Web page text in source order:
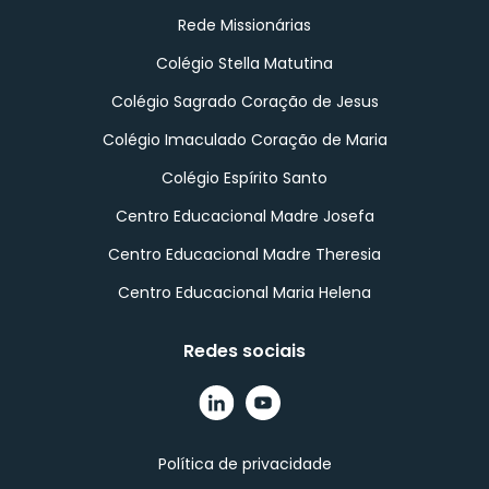
Rede Missionárias
Colégio Stella Matutina
Colégio Sagrado Coração de Jesus
Colégio Imaculado Coração de Maria
Colégio Espírito Santo
Centro Educacional Madre Josefa
Centro Educacional Madre Theresia
Centro Educacional Maria Helena
Redes sociais
Política de privacidade